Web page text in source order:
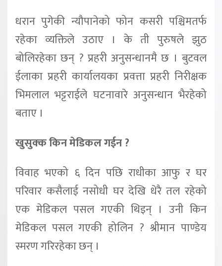
धरान पुगेकी न्यौपानेको फोन कसरी पश्चिमतर्फ
रहेका व्यक्तिले उठाए । के ती पुरुषले झुठ
बोलिरहेका छन् ? प्रहरी अनुसन्धानमै छ । बुटवल
ईलाका प्रहरी कार्यालयका प्रवत्ता प्रहरी निरीक्षक
भिमलाल भट्टराईले घटनावारे अनुसन्धान भैरहेको
बताए ।
खुसुक्क किन मेडिकल गईन ?
विवाह भएको ६ दिन पछि राधीका आफु र घर
परिवार कसैलाई नसोधी घर देखि धेरै तल रहेको
एक मेडिकल पसल गएकी थिइन् । उनी किन
मेडिकल पसल गएकी होलिन ? श्रीमान पाण्डेय
स्मरण गरिरहेका छन् ।